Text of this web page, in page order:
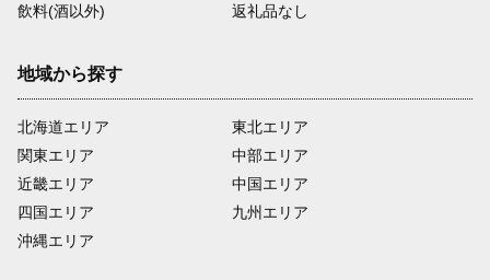
飲料(酒以外)
返礼品なし
地域から探す
北海道エリア
関東エリア
近畿エリア
四国エリア
沖縄エリア
東北エリア
中部エリア
中国エリア
九州エリア